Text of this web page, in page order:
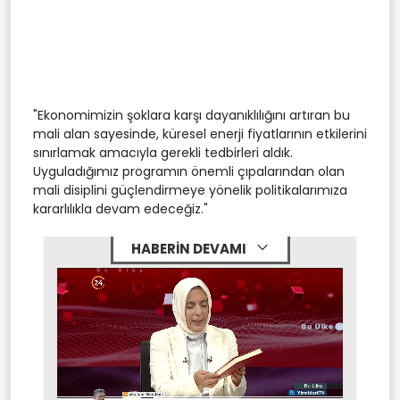
"Ekonomimizin şoklara karşı dayanıklılığını artıran bu
mali alan sayesinde, küresel enerji fiyatlarının etkilerini
sınırlamak amacıyla gerekli tedbirleri aldık.
Uyguladığımız programın önemli çıpalarından olan
mali disiplini güçlendirmeye yönelik politikalarımıza
kararlılıkla devam edeceğiz."
HABERİN DEVAMI